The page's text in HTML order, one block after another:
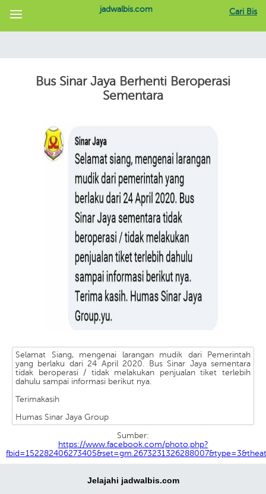
Cari Bis
jadwalbis.com
Bus Sinar Jaya Berhenti Beroperasi
Sementara
Selamat Siang, mengenai larangan mudik dari Pemerintah
yang berlaku dari 24 April 2020. Bus Sinar Jaya sementara
tidak beroperasi / tidak melakukan penjualan tiket terlebih
dahulu sampai informasi berikut nya.
Terimakasih
Humas Sinar Jaya Group
Sumber:
https://www.facebook.com/photo.php?
Jelajahi jadwalbis.com